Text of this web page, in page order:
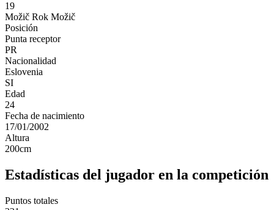
19
Možič Rok Možič
Posición
Punta receptor
PR
Nacionalidad
Eslovenia
SI
Edad
24
Fecha de nacimiento
17/01/2002
Altura
200cm
Estadísticas del jugador en la competición
Puntos totales